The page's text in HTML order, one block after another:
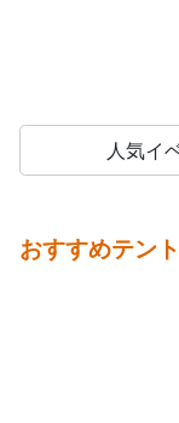
人気イ
おすすめテン